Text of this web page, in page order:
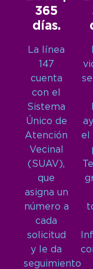
365
días.
La línea
147
cuenta
con el
Sistema
Único de
Atención
Vecinal
(SUAV),
que
asigna un
número a
cada
solicitud
y le da
seguimiento
el